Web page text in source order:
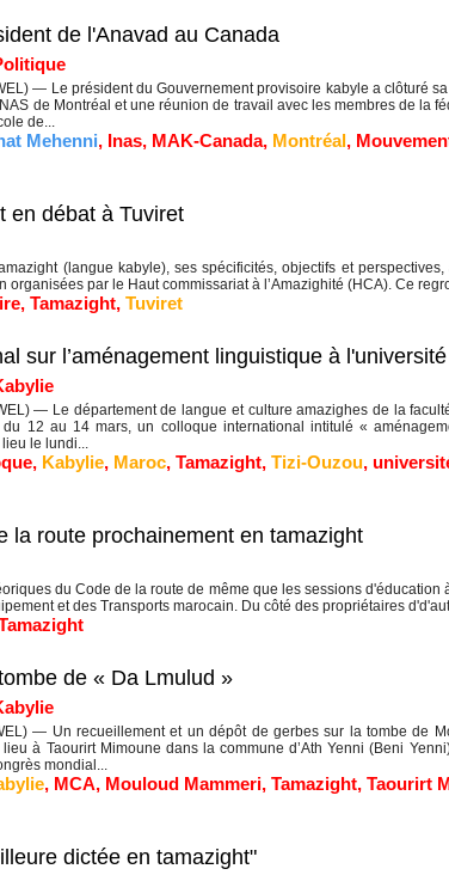
de l'Anavad au Canada
— Le président du Gouvernement provisoire kabyle a clôturé
de Montréal et une réunion de travail avec les membres de la
de...
Mehenni, Inas, MAK-Canada, Montréal,
en débat à Tuviret
(langue kabyle), ses spécificités, objectifs et
organisées par le Haut commissariat à l’Amazighité (HCA). Ce
, Tamazight, Tuviret
sur l’aménagement linguistique à
— Le département de langue et culture amazighes de la
du 12 au 14 mars, un colloque international intitulé «
lieu le lundi...
, Kabylie, Maroc, Tamazight, Tizi-Ouzou,
la route prochainement en tamazight
du Code de la route de même que les sessions
et des Transports marocain. Du côté des propriétaires
de « Da Lmulud »
— Un recueillement et un dépôt de gerbes sur la tombe de
à Taourirt Mimoune dans la commune d’Ath Yenni (Beni
mondial...
, MCA, Mouloud Mammeri, Tamazight, Taourirt
dictée en tamazight"